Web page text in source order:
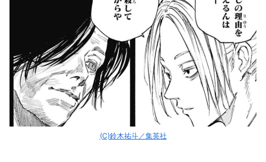
(C)鈴木祐斗／集英社